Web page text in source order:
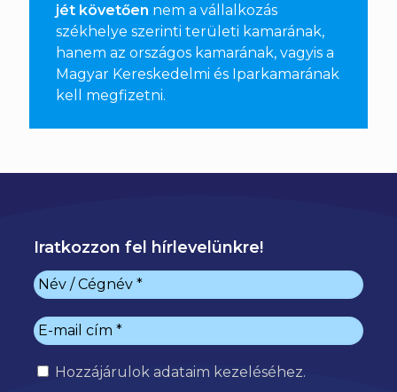
jét követően nem a vállalkozás
székhelye szerinti területi kamarának,
hanem az országos kamarának, vagyis a
Magyar Kereskedelmi és Iparkamarának
kell megfizetni.
Iratkozzon fel hírlevelünkre!
Hozzájárulok adataim kezeléséhez.